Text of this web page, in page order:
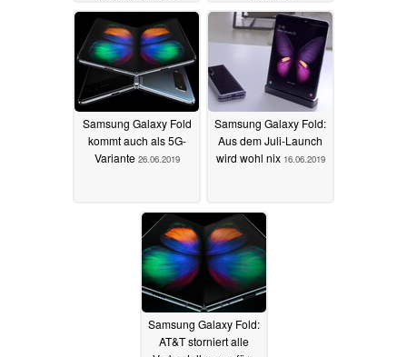
Samsung Galaxy Fold
kommt auch als 5G-
Variante 26.06.2019
Samsung Galaxy Fold:
Aus dem Juli-Launch
wird wohl nix 16.06.2019
Samsung Galaxy Fold:
AT&T storniert alle